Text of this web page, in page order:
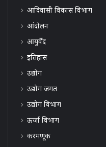
आदिवासी विकास विभाग
आंदोलन
आयुर्वेद
इतिहास
उद्योग
उद्योग जगत
उद्योग विभाग
ऊर्जा विभाग
करमणूक